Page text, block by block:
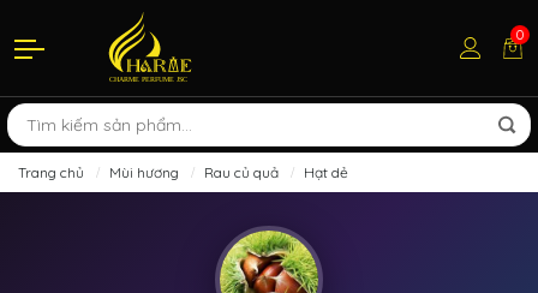
0
Trang chủ Mùi hương Rau củ quả Hạt dẻ